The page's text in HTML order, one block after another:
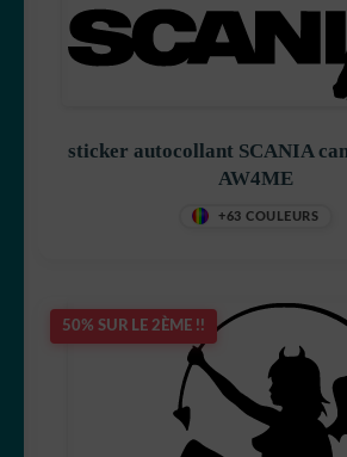
sticker autocollant SCANIA
AW4ME
+63 COULEURS
50% SUR LE 2ÈME !!